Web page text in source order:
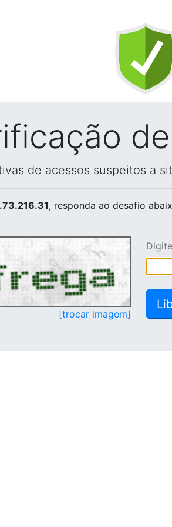
de acessos suspeitos a
, responda ao desafio
[trocar imagem]